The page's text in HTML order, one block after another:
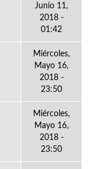
Junio 11,
2018 -
01:42
Miércoles,
Mayo 16,
2018 -
23:50
Miércoles,
Mayo 16,
2018 -
23:50